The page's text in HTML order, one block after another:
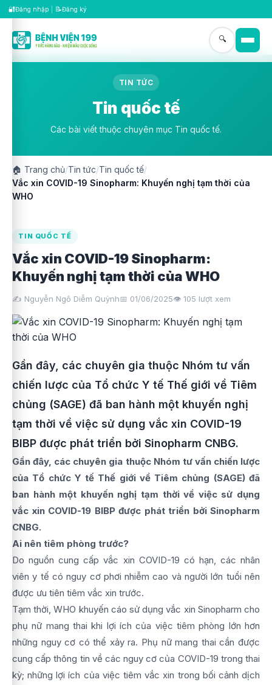
🔐Đăng nhập 📝Đăng ký
🔍
TIN TỨC
Tin quốc tế
Các bài viết thuộc chuyên mục Tin quốc tế.
🏠 Trang chủ/Tin tức/Tin quốc tế/
Vắc xin COVID-19 Sinopharm: Khuyến nghị tạm thời của
WHO
TIN QUỐC TẾ
Vắc xin COVID-19 Sinopharm:
Khuyến nghị tạm thời của WHO
✍️ Nguyễn Ngô Diễm Quỳnh📅 01/06/2025👁️ 105 lượt xem
Gần đây, các chuyên gia thuộc Nhóm tư vấn
chiến lược của Tổ chức Y tế Thế giới về Tiêm
chủng (SAGE) đã ban hành một khuyến nghị
tạm thời về việc sử dụng vắc xin COVID-19
BIBP được phát triển bởi Sinopharm CNBG.
Gần đây, các chuyên gia thuộc Nhóm tư vấn chiến lược
của Tổ chức Y tế Thế giới về Tiêm chủng (SAGE) đã
ban hành một khuyến nghị tạm thời về việc sử dụng
vắc xin COVID-19 BIBP được phát triển bởi Sinopharm
CNBG.
Ai nên tiêm phòng trước?
Do nguồn cung cấp vắc xin COVID-19 có hạn, các nhân
viên y tế có nguy cơ phơi nhiễm cao và người lớn tuổi nên
được ưu tiên tiêm vắc xin trước.
Tạm thời, WHO khuyến cáo sử dụng vắc xin Sinopharm cho
phụ nữ mang thai khi lợi ích của việc tiêm phòng lớn hơn
những nguy cơ có thể xảy ra. Phụ nữ mang thai cần được
cung cấp thông tin về các nguy cơ của COVID-19 trong thai
kỳ; những lợi ích của việc tiêm vắc xin trong bối cảnh dịch